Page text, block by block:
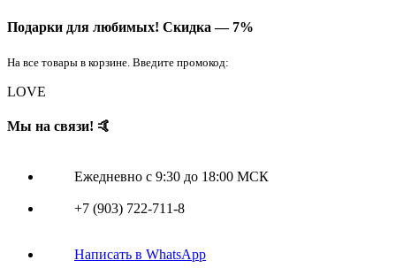
Подарки для любимых! Скидка — 7%
На все товары в корзине. Введите промокод:
LOVE
Мы на связи! 🤙
Ежедневно с 9:30 до 18:00 МСК
+7 (903) 722-711-8
Написать в WhatsApp